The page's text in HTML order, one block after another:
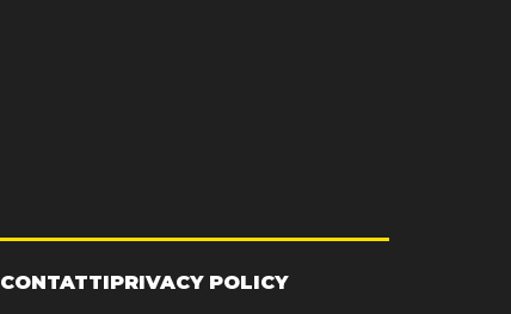
CONTATTIPRIVACY POLICY